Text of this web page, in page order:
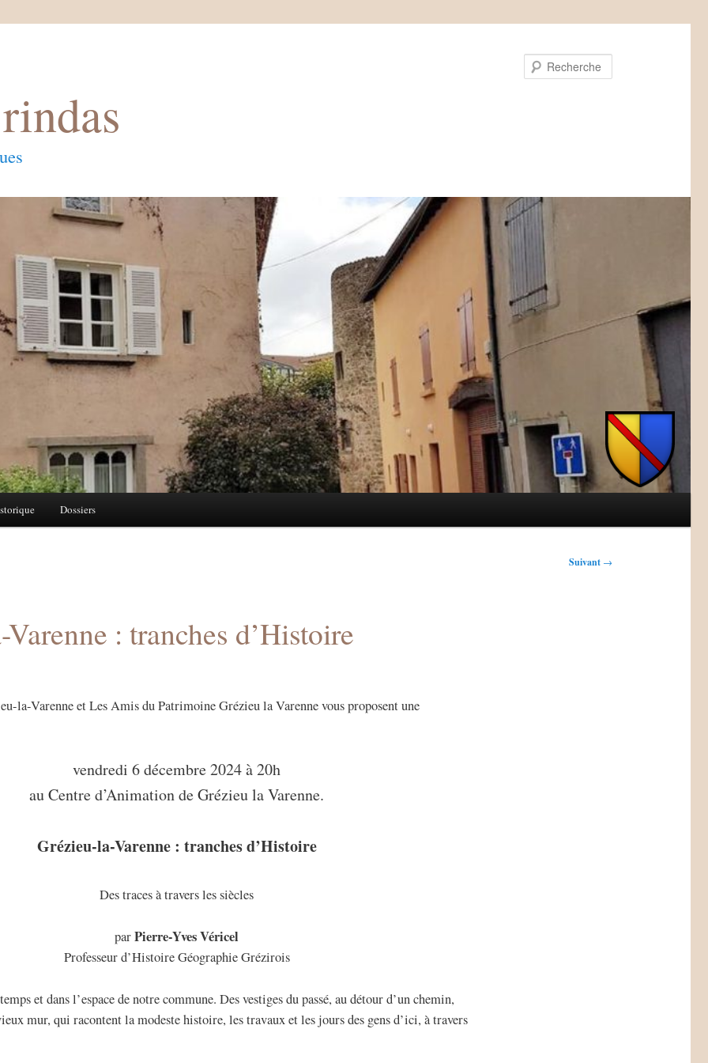
Dossiers
Suivant →
: tranches d’Histoire
la-Varenne et Les Amis du Patrimoine Grézieu la Varenne vous proposent une
vendredi 6 décembre 2024 à 20h
au Centre d’Animation de Grézieu la Varenne.
Grézieu-la-Varenne : tranches d’Histoire
Des traces à travers les siècles
parPierre-Yves Véricel
Professeur d’Histoire Géographie Grézirois
et dans l’espace de notre commune. Des vestiges du passé, au détour d’un chemin,
mur, qui racontent la modeste histoire, les travaux et les jours des gens d’ici, à travers